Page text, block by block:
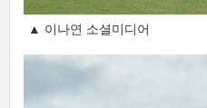
▲ 이나연 소셜미디어